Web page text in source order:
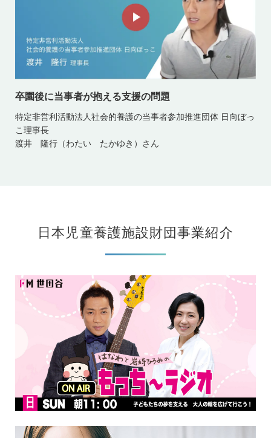
卒園後に当事者が抱える支援の問題
特定非営利活動法人社会的養護の当事者参加推進団体 日向ぼっ
こ理事長
渡井 隆行（わたい たかゆき）さん
日本児童養護施設財団事業紹介